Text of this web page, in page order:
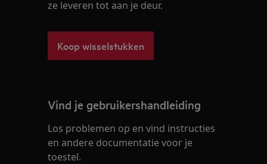
ze leveren tot aan je deur.
Koop wisselstukken
Vind je gebruikershandleiding
Los problemen op en vind instructies
en andere documentatie voor je
toestel.